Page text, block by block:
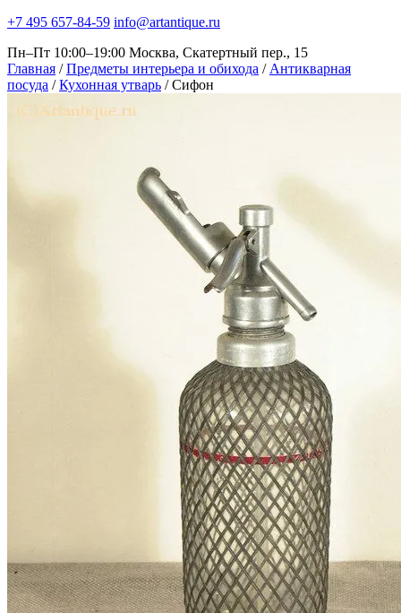
+7 495 657-84-59 info@artantique.ru
Пн–Пт 10:00–19:00 Москва, Скатертный пер., 15
Главная / Предметы интерьера и обихода / Антикварная
посуда / Кухонная утварь / Сифон